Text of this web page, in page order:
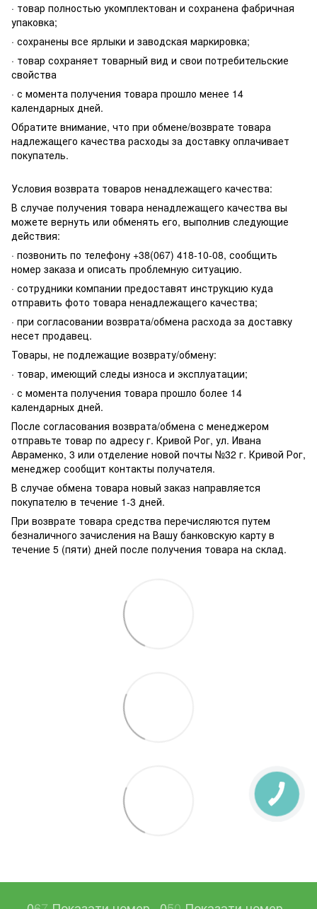
· товар полностью укомплектован и сохранена фабричная
упаковка;
· сохранены все ярлыки и заводская маркировка;
· товар сохраняет товарный вид и свои потребительские
свойства
· с момента получения товара прошло менее 14
календарных дней.
Обратите внимание, что при обмене/возврате товара
надлежащего качества расходы за доставку оплачивает
покупатель.
Условия возврата товаров ненадлежащего качества:
В случае получения товара ненадлежащего качества вы
можете вернуть или обменять его, выполнив следующие
действия:
· позвонить по телефону +38(067) 418-10-08, сообщить
номер заказа и описать проблемную ситуацию.
· сотрудники компании предоставят инструкцию куда
отправить фото товара ненадлежащего качества;
· при согласовании возврата/обмена расхода за доставку
несет продавец.
Товары, не подлежащие возврату/обмену:
· товар, имеющий следы износа и эксплуатации;
· с момента получения товара прошло более 14
календарных дней.
После согласования возврата/обмена с менеджером
отправьте товар по адресу г. Кривой Рог, ул. Ивана
Авраменко, 3 или отделение новой почты №32 г. Кривой Рог,
менеджер сообщит контакты получателя.
В случае обмена товара новый заказ направляется
покупателю в течение 1-3 дней.
При возврате товара средства перечисляются путем
безналичного зачисления на Вашу банковскую карту в
течение 5 (пяти) дней после получения товара на склад.